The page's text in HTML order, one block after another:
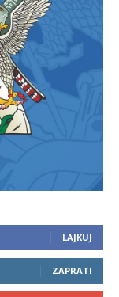
LAJKUJ
ZAPRATI